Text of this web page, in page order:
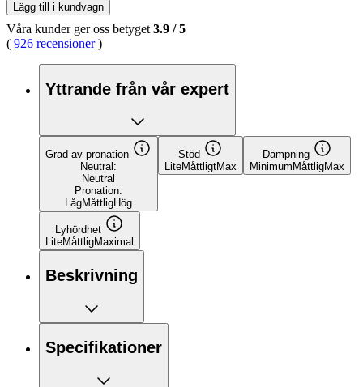
Lägg till i kundvagn
Våra kunder ger oss betyget 3.9 /5
( 926 recensioner)
Yttrande från vår expert
Grad av pronation
Neutral:
Neutral
Pronation:
LågMåttligHög
Stöd
LiteMåttligtMax
Dämpning
Minimum MåttligMax
Lyhördhet
LiteMåttligMaximal
Beskrivning
Specifikationer